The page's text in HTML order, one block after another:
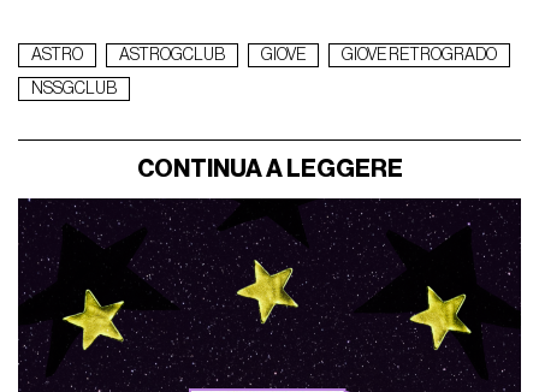
ASTRO ASTROGCLUB GIOVE
GIOVE RETROGRADO
NSSGCLUB
CONTINUA A LEGGERE